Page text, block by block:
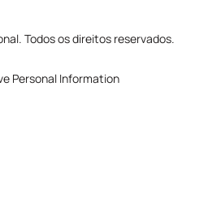
Todos os direitos reservados.
Personal Information